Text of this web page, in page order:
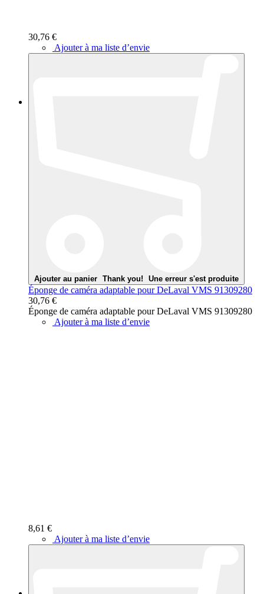
30,76 €
Ajouter à ma liste d’envie
Ajouter au panier Thank you! Une erreur s'est produite
Éponge de caméra adaptable pour DeLaval VMS 91309280
30,76 €
Éponge de caméra adaptable pour DeLaval VMS 91309280
Ajouter à ma liste d’envie
8,61 €
Ajouter à ma liste d’envie